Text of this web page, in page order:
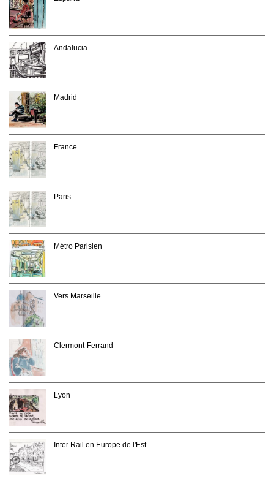
Andalucia
Madrid
France
Paris
Métro Parisien
Vers Marseille
Clermont-Ferrand
Lyon
Inter Rail en Europe de l'Est